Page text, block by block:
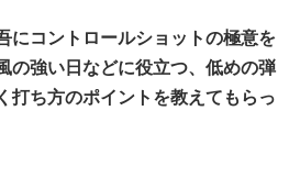
にコントロールショットの極意を
の強い日などに役立つ、低めの弾
打ち方のポイントを教えてもらっ